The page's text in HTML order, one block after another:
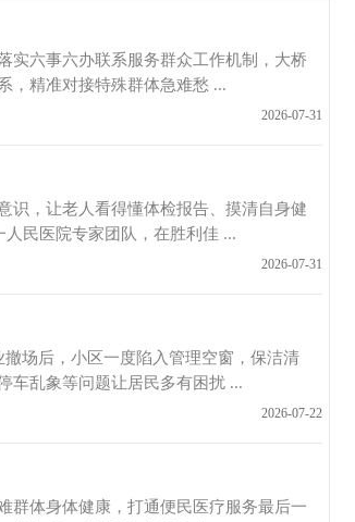
六事六办联系服务群众工作机制，大桥
，精准对接特殊群体急难愁 ...
2026-07-31
，让老人看得懂体检报告、摸清自身健
民医院专家团队，在胜利佳 ...
2026-07-31
场后，小区一度陷入管理空窗，保洁清
车乱象等问题让居民多有困扰 ...
2026-07-22
体身体健康，打通便民医疗服务最后一